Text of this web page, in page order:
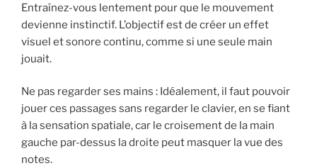
Entraînez-vous lentement pour que le mouvement
devienne instinctif. L’objectif est de créer un effet
visuel et sonore continu, comme si une seule main
jouait.
Ne pas regarder ses mains : Idéalement, il faut pouvoir
jouer ces passages sans regarder le clavier, en se fiant
à la sensation spatiale, car le croisement de la main
gauche par-dessus la droite peut masquer la vue des
notes.